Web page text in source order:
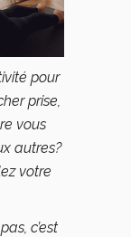
pour
prise,
vous
autres?
votre
c’est